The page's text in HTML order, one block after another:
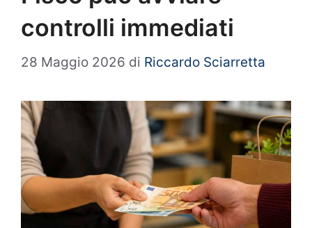
controlli immediati
28 Maggio 2026 di Riccardo Sciarretta